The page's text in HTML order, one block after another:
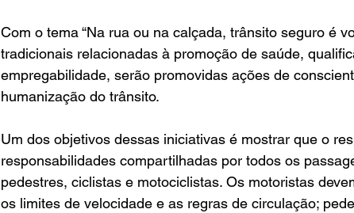
Com o tema “Na rua ou na calçada, trânsito seguro é
tradicionais relacionadas à promoção de saúde,
empregabilidade, serão promovidas ações de
humanização do trânsito.
Um dos objetivos dessas iniciativas é mostrar que o
responsabilidades compartilhadas por todos os
pedestres, ciclistas e motociclistas. Os motoristas
os limites de velocidade e as regras de circulação;